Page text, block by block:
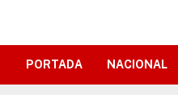
PORTADA NACIONAL